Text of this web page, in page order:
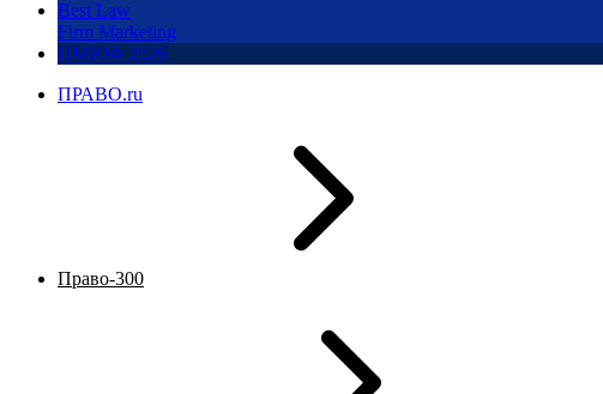
Best Law
Firm Marketing
ПМЮФ 2026
ПРАВО.ru
Право-300